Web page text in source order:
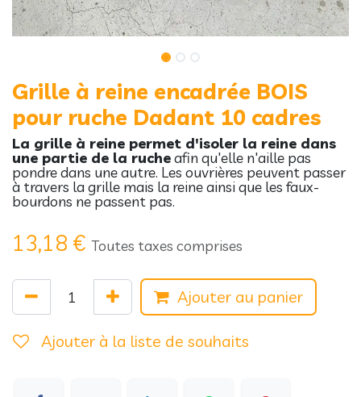
Grille à reine encadrée BOIS
pour ruche Dadant 10 cadres
La grille à reine permet d'isoler la reine dans
une partie de la rucheafin qu'elle n'aille pas
pondre dans une autre. Les ouvrières peuvent passer
à travers la grille mais la reine ainsi que les faux-
bourdons ne passent pas.
13,18 € Toutes taxes comprises
Ajouter au panier
Ajouter à la liste de souhaits